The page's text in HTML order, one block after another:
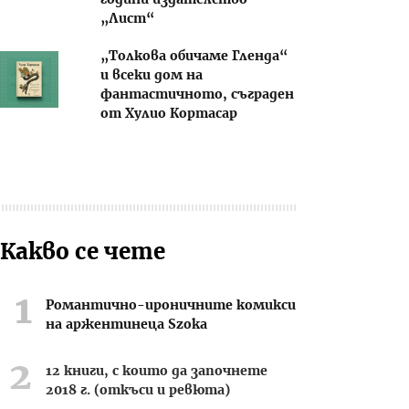
„Лист“
„Толкова обичаме Гленда“
и всеки дом на
фантастичното, съграден
от Хулио Кортасар
Какво се чете
Романтично-ироничните комикси
на аржентинеца Szoka
12 книги, с които да започнете
2018 г. (откъси и ревюта)